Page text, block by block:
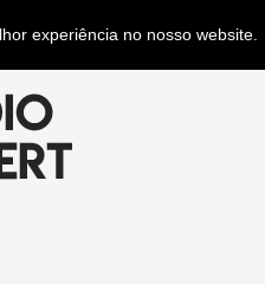
experiência no nosso website.